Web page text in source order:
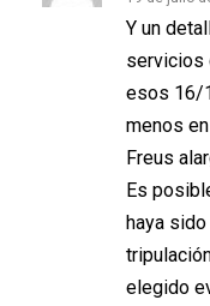
Y un
servicios
esos 16/
menos
Freus
Es
haya
elegido